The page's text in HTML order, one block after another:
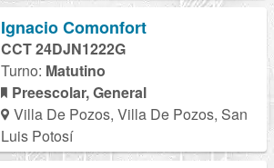
Ignacio Comonfort
CCT 24DJN1222G
Turno: Matutino
Preescolar, General
Villa De Pozos, Villa De Pozos, San
Luis Potosí